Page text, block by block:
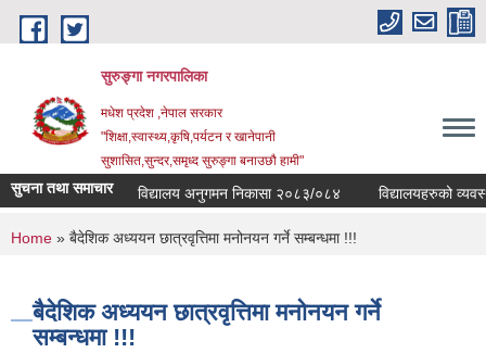
Skip to main content
सुरुङ्‍गा नगरपालिका
मधेश प्रदेश ,नेपाल सरकार
"शिक्षा,स्वास्थ्य,कृषि,पर्यटन र खानेपानी
सुशासित,सुन्दर,समृध्द सुरुङ्गा बनाउछौ हामी"
सुचना तथा समाचार विद्यालय अनुगमन निकासा २०८३/०८४ विद्यालयहरुको
You are here
Home » बैदेशिक अध्ययन छात्रवृत्तिमा मनोनयन गर्ने सम्बन्धमा !!!
बैदेशिक अध्ययन छात्रवृत्तिमा मनोनयन गर्ने
सम्बन्धमा !!!